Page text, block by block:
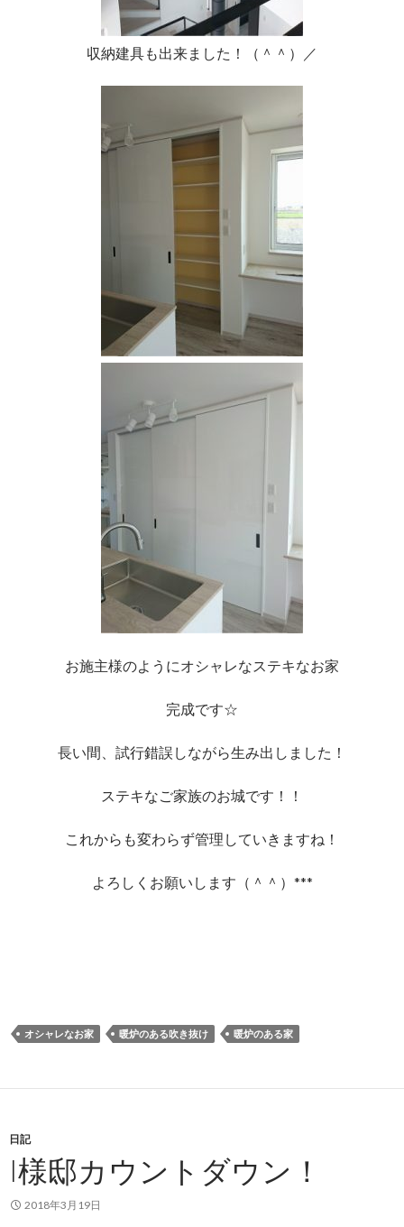
収納建具も出来ました！（＾＾）／
お施主様のようにオシャレなステキなお家
完成です☆
長い間、試行錯誤しながら生み出しました！
ステキなご家族のお城です！！
これからも変わらず管理していきますね！
よろしくお願いします（＾＾）***
オシャレなお家 暖炉のある吹き抜け 暖炉のある家
日記
I様邸カウントダウン！
2018年3月19日